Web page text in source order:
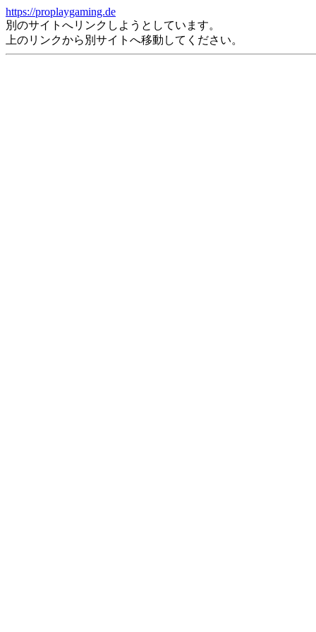
https://proplaygaming.de
別のサイトへリンクしようとしています。
上のリンクから別サイトへ移動してください。